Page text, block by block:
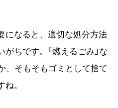
になると、適切な処分方法
ちです。「燃えるごみ」な
、そもそもゴミとして捨て
。